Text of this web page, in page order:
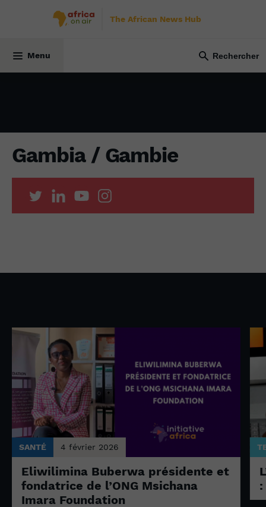
The African News Hub
Menu
Gambia / Gambie
SANTÉ 4 février 2026
Eliwilimina Buberwa présidente et
fondatrice de l’ONG Msichana
Imara Foundation